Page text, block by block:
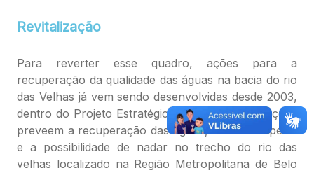
Revitalização
Para reverter esse quadro, ações para a
recuperação da qualidade das águas na bacia do rio
das Velhas já vem sendo desenvolvidas desde 2003,
dentro do Projeto Estratégico Meta 2014. As ações
preveem a recuperação das águas, a volta do peixe
e a possibilidade de nadar no trecho do rio das
velhas localizado na Região Metropolitana de Belo